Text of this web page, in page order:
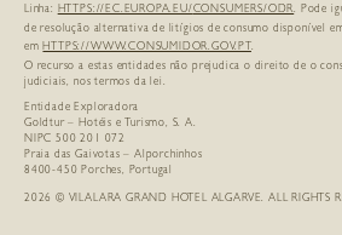
Linha: HTTPS://EC.EUROPA.EU/ CONSUMERS/ODR. Pode
de resolução alternativa de litígios de consumo disponível
emHTTPS://WWW.CONSUMIDOR.GOV.PT .
O recurso a estas entidades não prejudica o direito de o
judiciais, nos termos da lei.
Entidade Exploradora
Goldtur – Hotéis e Turismo, S. A.
NIPC 500 201 072
Praia das Gaivotas – Alporchinhos
8400-450 Porches, Portugal
2026 © VILALARA GRAND HOTEL ALGARVE. ALL RIGHTS